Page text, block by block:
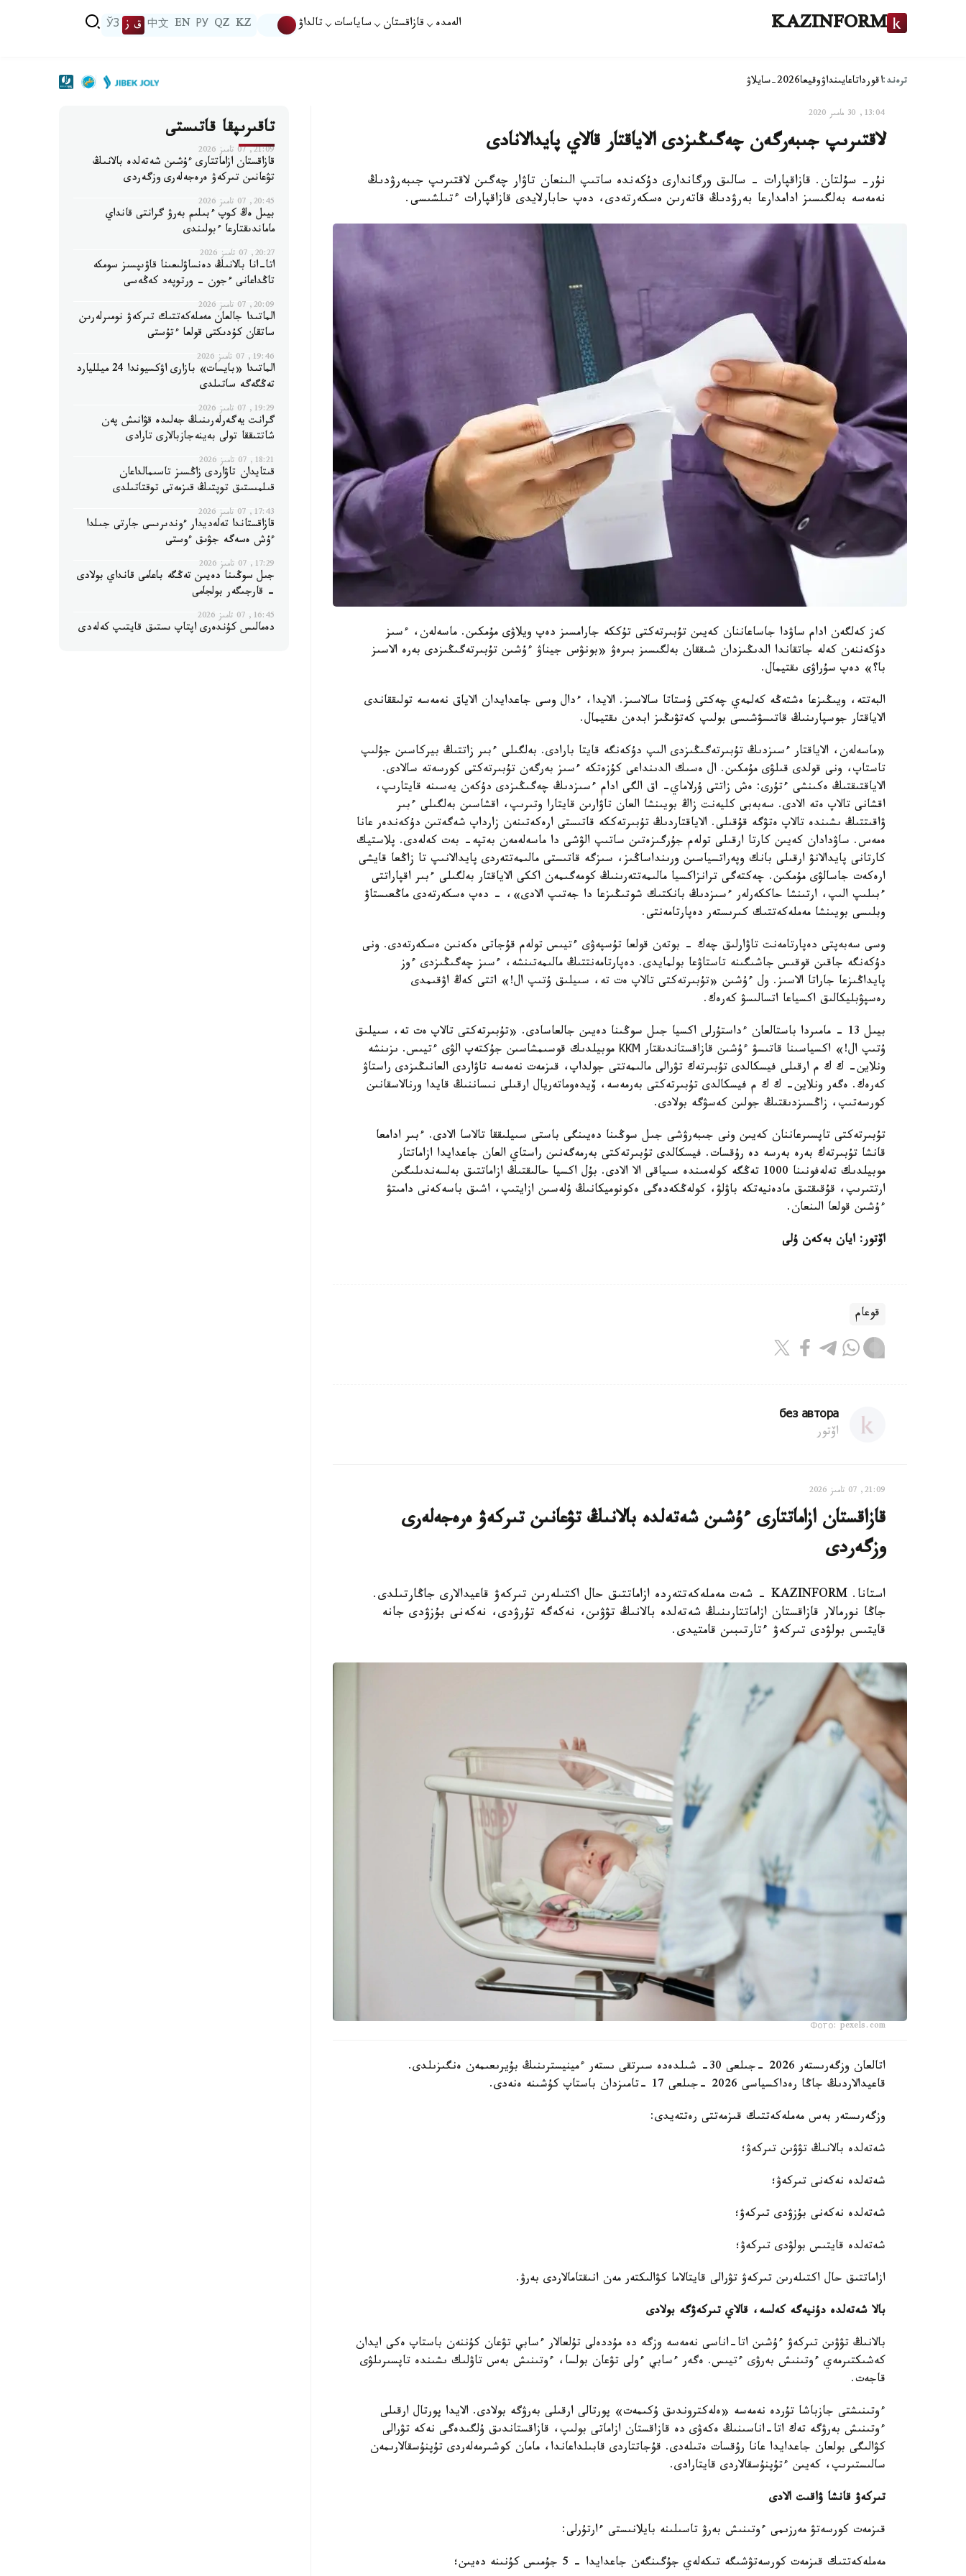
KAZINFORM الەمدە قازاقستان ساياسات تالداۋ KZ
QZ
РУ
EN
中文 ق ز ЎЗ
ترەند:اقورداتاعايىنداۋوقيعا2026-سايلاۋ
13:04, 30 مامىر 2020
لاقتىرىپ جىبەرگەن چەگىڭىزدى الاياقتار قالاي پايدالانادى
نۇر- سۇلتان. قازاقپارات - سالىق ورگاندارى دۇكەندە ساتىپ الىنعان تاۋار چەگىن لاقتىرىپ جىبەرۋدىڭ
نەمەسە بەلگىسىز ادامدارعا بەرۋدىڭ قاتەرىن ەسكەرتەدى، دەپ حابارلايدى قازاقپارات ءتىلشىسى.
كەز كەلگەن ادام ساۋدا جاساعاننان كەيىن تۇبىرتەكتى تۇككە جارامسىز دەپ ويلاۋى مۇمكىن. ماسەلەن، ءسىز
دۇكەننەن كەلە جاتقاندا الدىڭىزدان شىققان بەلگىسىز بىرەۋ «بونۋس جيناۋ ءۇشىن تۇبىرتەگىڭىزدى بەرە الاسىز
با؟» دەپ سۇراۋى ىقتيمال.
البەتتە، ويىڭىزعا ەشتەڭە كەلمەي چەكتى ۇستاتا سالاسىز. الايدا، ءدال وسى جاعدايدان الاياق نەمەسە تولىققاندى
الاياقتار جوسپارىنىڭ قاتىسۋشىسى بولىپ كەتۋىڭىز ابدەن ىقتيمال.
«ماسەلەن، الاياقتار ءسىزدىڭ تۇبىرتەگىڭىزدى الىپ دۇكەنگە قايتا بارادى. بەلگىلى ءبىر زاتتىڭ بيركاسىن جۇلىپ
تاستاپ، ونى قولدى قىلۋى مۇمكىن. ال ەسىك الدىنداعى كۇزەتكە ءسىز بەرگەن تۇبىرتەكتى كورسەتە سالادى.
الاياقتىقتىڭ ەكىنشى ءتۇرى: ەش زاتتى ۇرلاماي- اق الگى ادام ءسىزدىڭ چەگىڭىزدى دۇكەن يەسىنە قايتارىپ،
اقشانى تالاپ ەتە الادى. سەبەبى كليەنت زاڭ بويىنشا العان تاۋارىن قايتارا وتىرىپ، اقشاسىن بەلگىلى ءبىر
ۋاقىتتىڭ ىشىندە تالاپ ەتۋگە قۇقىلى. الاياقتاردىڭ تۇبىرتەككە قاتىستى ارەكەتىنەن زارداپ شەگەتىن دۇكەندەر عانا
ەمەس. ساۋدادان كەيىن كارتا ارقىلى تولەم جۇرگىزەتىن ساتىپ الۋشى دا ماسەلەمەن بەتپە- بەت كەلەدى. پلاستيك
كارتانى پايدالانۋ ارقىلى بانك وپەراتسياسىن ورىنداساڭىز، سىزگە قاتىستى مالىمەتتەردى پايدالانىپ تا زاڭعا قايشى
ارەكەت جاسالۋى مۇمكىن. چەكتەگى ترانزاكسيا مالىمەتتەرىنىڭ كومەگىمەن اككى الاياقتار بەلگىلى ءبىر اقپاراتتى
ءبىلىپ الىپ، ارتىنشا حاككەرلەر ءسىزدىڭ بانكتىك شوتىڭىزعا دا جەتىپ الادى»، - دەپ ەسكەرتەدى ماڭعىستاۋ
وبلىسى بويىنشا مەملەكەتتىك كىرىستەر دەپارتامەنتى.
وسى سەبەپتى دەپارتامەنت تاۋارلىق چەك - بوتەن قولعا تۇسپەۋى ءتيىس تولەم قۇجاتى ەكەنىن ەسكەرتەدى. ونى
دۇكەنگە جاقىن قوقىس جاشىگىنە تاستاۋعا بولمايدى. دەپارتامەنتتىڭ مالىمەتىنشە، ءسىز چەگىڭىزدى ءوز
پايداڭىزعا جاراتا الاسىز. ول ءۇشىن «تۇبىرتەكتى تالاپ ەت تە، سىيلىق ۇتىپ ال!» اتتى كەڭ اۋقىمدى
رەسپۋبليكالىق اكسياعا اتسالىسۋ كەرەك.
بيىل 13 - مامىردا باستالعان ءداستۇرلى اكسيا جىل سوڭىنا دەيىن جالعاسادى. «تۇبىرتەكتى تالاپ ەت تە، سىيلىق
ۇتىپ ال!» اكسياسىنا قاتىسۋ ءۇشىن قازاقستاندىقتار ККМ موبيلدىك قوسىمشاسىن جۇكتەپ الۋى ءتيىس. ىزىنشە
ونلاين- ك ك م ارقىلى فيسكالدى تۇبىرتەك تۋرالى مالىمەتتى جولداپ، قىزمەت نەمەسە تاۋاردى العانىڭىزدى راستاۋ
كەرەك. ەگەر ونلاين- ك ك م فيسكالدى تۇبىرتەكتى بەرمەسە، ۆيدەوماتەريال ارقىلى نىساننىڭ قايدا ورنالاسقانىن
كورسەتىپ، زاڭسىزدىقتىڭ جولىن كەسۋگە بولادى.
تۇبىرتەكتى تاپسىرعاننان كەيىن ونى جىبەرۋشى جىل سوڭىنا دەيىنگى باستى سىيلىققا تالاسا الادى. ءبىر ادامعا
قانشا تۇبىرتەك بەرە بەرسە دە رۇقسات. فيسكالدى تۇبىرتەكتى بەرمەگەنىن راستاي العان جاعدايدا ازاماتتار
موبيلدىك تەلەفونىنا 1000 تەڭگە كولەمىندە سىياقى الا الادى. بۇل اكسيا حالىقتىڭ ازاماتتىق بەلسەندىلىگىن
ارتتىرىپ، قۇقىقتىق مادەنيەتكە باۋلۋ، كولەڭكەدەگى ەكونوميكانىڭ ۇلەسىن ازايتىپ، اشىق باسەكەنى دامىتۋ
ءۇشىن قولعا الىنعان.
اۆتور: ايان بەكەن ۇلى
قوعام
без автора
اۆتور
21:09, 07 تامىز 2026
قازاقستان ازاماتتارى ءۇشىن شەتەلدە بالانىڭ تۋعانىن تىركەۋ ەرەجەلەرى
وزگەردى
استانا. KAZINFORM - شەت مەملەكەتتەردە ازاماتتىق حال اكتىلەرىن تىركەۋ قاعيدالارى جاڭارتىلدى.
جاڭا نورمالار قازاقستان ازاماتتارىنىڭ شەتەلدە بالانىڭ تۋۋىن، نەكەگە تۇرۋدى، نەكەنى بۇزۋدى جانە
قايتىس بولۋدى تىركەۋ ءتارتىبىن قامتيدى.
Фото: pexels.com
اتالعان وزگەرىستەر 2026 -جىلعى 30- شىلدەدە سىرتقى ىستەر ءمينيسترىنىڭ بۇيرىعىمەن ەنگىزىلدى.
قاعيدالاردىڭ جاڭا رەداكسياسى 2026 -جىلعى 17 -تامىزدان باستاپ كۇشىنە ەنەدى.
وزگەرىستەر بەس مەملەكەتتىك قىزمەتتى رەتتەيدى:
شەتەلدە بالانىڭ تۋۋىن تىركەۋ؛
شەتەلدە نەكەنى تىركەۋ؛
شەتەلدە نەكەنى بۇزۋدى تىركەۋ؛
شەتەلدە قايتىس بولۋدى تىركەۋ؛
ازاماتتىق حال اكتىلەرىن تىركەۋ تۋرالى قايتالاما كۋالىكتەر مەن انىقتامالاردى بەرۋ.
بالا شەتەلدە دۇنيەگە كەلسە، قالاي تىركەۋگە بولادى
بالانىڭ تۋۋىن تىركەۋ ءۇشىن اتا-اناسى نەمەسە وزگە دە مۇددەلى تۇلعالار ءسابي تۋعان كۇننەن باستاپ ەكى ايدان
كەشىكتىرمەي ءوتىنىش بەرۋى ءتيىس. ەگەر ءسابي ءولى تۋعان بولسا، ءوتىنىش بەس تاۋلىك ىشىندە تاپسىرىلۋى
قاجەت.
ءوتىنىشتى جازباشا تۇردە نەمەسە «ەلەكتروندىق ۇكىمەت» پورتالى ارقىلى بەرۋگە بولادى. الايدا پورتال ارقىلى
ءوتىنىش بەرۋگە تەك اتا-اناسىنىڭ ەكەۋى دە قازاقستان ازاماتى بولىپ، قازاقستاندىق ۇلگىدەگى نەكە تۋرالى
كۋالىگى بولعان جاعدايدا عانا رۇقسات ەتىلەدى. قۇجاتتاردى قابىلداعاندا، مامان كوشىرمەلەردى تۇپنۇسقالارىمەن
سالىستىرىپ، كەيىن ءتۇپنۇسقالاردى قايتارادى.
تىركەۋ قانشا ۋاقىت الادى
قىزمەت كورسەتۋ مەرزىمى ءوتىنىش بەرۋ تاسىلىنە بايلانىستى ءارتۇرلى:
مەملەكەتتىك قىزمەت كورسەتۋشىگە تىكەلەي جۇگىنگەن جاعدايدا - 5 جۇمىس كۇنىنە دەيىن؛
تاقىرىپقا قاتىستى
21:09, 07 تامىز 2026
قازاقستان ازاماتتارى ءۇشىن شەتەلدە بالانىڭ
تۋعانىن تىركەۋ ەرەجەلەرى وزگەردى
20:45, 07 تامىز 2026
بيىل ەڭ كوپ ءبىلىم بەرۋ گرانتى قانداي
ماماندىقتارعا ءبولىندى
20:27, 07 تامىز 2026
اتا-انا بالانىڭ دەنساۋلىعىنا قاۋىپسىز سومكە
تاڭداعانى ءجون - ورتوپەد كەڭەسى
20:09, 07 تامىز 2026
الماتىدا جالعان مەملەكەتتىك تىركەۋ نومىرلەرىن
ساتقان كۇدىكتى قولعا ءتۇستى
19:46, 07 تامىز 2026
الماتىدا «بايسات» بازارى اۋكسيوندا 24 ميلليارد
تەڭگەگە ساتىلدى
19:29, 07 تامىز 2026
گرانت يەگەرلەرىنىڭ جەلىدە قۋانىش پەن
شاتتىققا تولى بەينەجازبالارى تارادى
18:21, 07 تامىز 2026
قىتايدان تاۋاردى زاڭسىز تاسىمالداعان
قىلمىستىق توپتىڭ قىزمەتى توقتاتىلدى
17:43, 07 تامىز 2026
قازاقستاندا تەلەديدار ءوندىرىسى جارتى جىلدا
ءۇش ەسەگە جۋىق ءوستى
17:29, 07 تامىز 2026
جىل سوڭىنا دەيىن تەڭگە باعامى قانداي بولادى
- قارجىگەر بولجامى
16:45, 07 تامىز 2026
دەمالىس كۇندەرى اپتاپ ىستىق قايتىپ كەلەدى